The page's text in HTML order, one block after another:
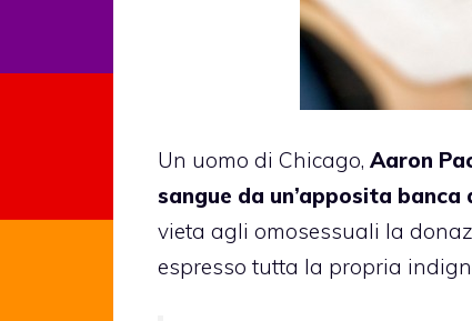
Un uomo di Chicago, Aaron
sangue da un’apposita
vieta agli omosessuali la
espresso tutta la propria